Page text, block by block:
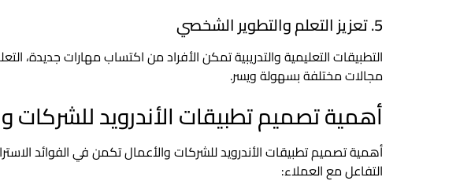
5. تعزيز التعلم والتطوير الشخصي
التطبيقات التعليمية والتدريبية تمكن الأفراد من اكتساب مهارات جديدة،
مجالات مختلفة بسهولة ويسر.
أهمية تصميم تطبيقات الأندرويد للشركات
أهمية تصميم تطبيقات الأندرويد للشركات والأعمال تكمن في الفوائد
التفاعل مع العملاء: